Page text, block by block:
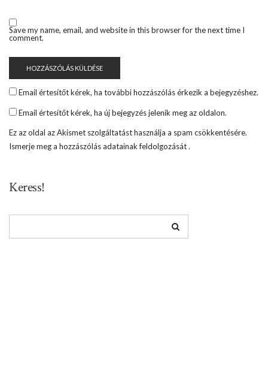
Save my name, email, and website in this browser for the next time I
comment.
Email értesítőt kérek, ha további hozzászólás érkezik a bejegyzéshez.
Email értesítőt kérek, ha új bejegyzés jelenik meg az oldalon.
Ez az oldal az Akismet szolgáltatást használja a spam csökkentésére.
Ismerje meg a hozzászólás adatainak feldolgozását.
Keress!